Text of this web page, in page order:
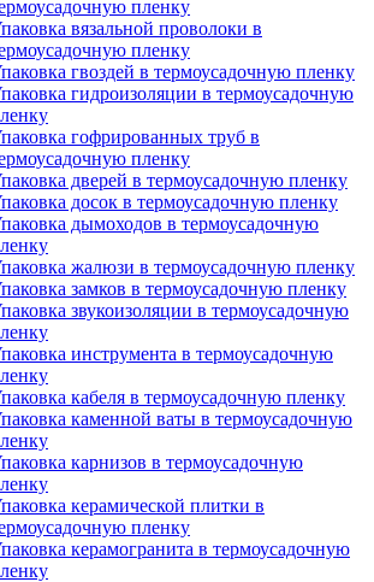
пленку
вязальной проволоки в
пленку
гвоздей в термоусадочную пленку
гидроизоляции в термоусадочную
гофрированных труб в
пленку
дверей в термоусадочную пленку
досок в термоусадочную пленку
дымоходов в термоусадочную
жалюзи в термоусадочную пленку
замков в термоусадочную пленку
звукоизоляции в термоусадочную
инструмента в термоусадочную
кабеля в термоусадочную пленку
каменной ваты в термоусадочную
карнизов в термоусадочную
керамической плитки в
пленку
керамогранита в термоусадочную